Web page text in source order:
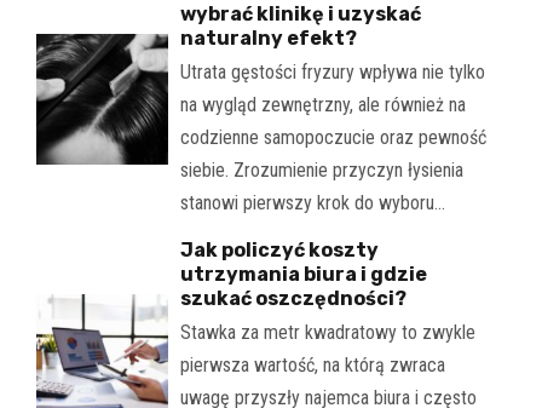
wybrać klinikę i uzyskać
naturalny efekt?
Utrata gęstości fryzury wpływa nie tylko
na wygląd zewnętrzny, ale również na
codzienne samopoczucie oraz pewność
siebie. Zrozumienie przyczyn łysienia
stanowi pierwszy krok do wyboru…
Jak policzyć koszty
utrzymania biura i gdzie
szukać oszczędności?
Stawka za metr kwadratowy to zwykle
pierwsza wartość, na którą zwraca
uwagę przyszły najemca biura i często